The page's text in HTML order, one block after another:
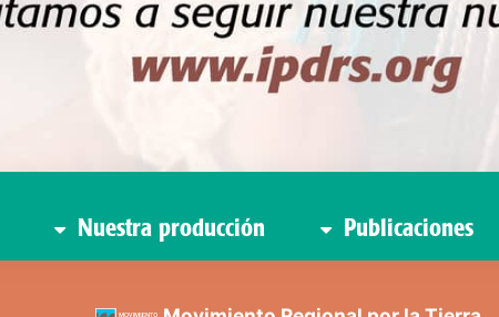
Nuestra producción Publicaciones